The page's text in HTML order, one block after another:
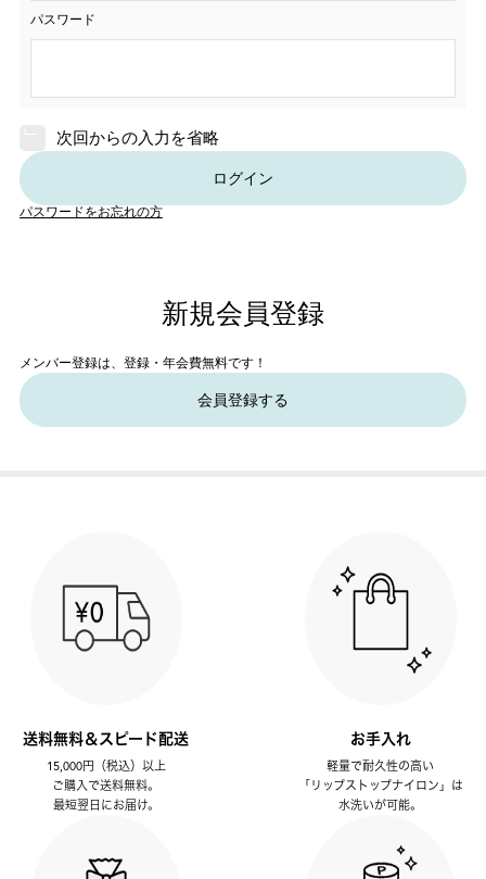
パスワード
次回からの入力を省略
ログイン
パスワードをお忘れの方
新規会員登録
メンバー登録は、登録・年会費無料です！
会員登録する
送料無料＆スピード配送
15,000円（税込）以上
ご購入で送料無料。
最短翌日にお届け。
お手入れ
軽量で耐久性の高い
「リップストップナイロン」は
水洗いが可能。